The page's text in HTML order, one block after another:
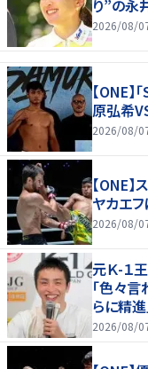
り”の永
2026/08/
【ONE
原弘希
2026/08/
【ONE
ヤカエ
2026/08/
元Ｋ-１
「色々
らに精
2026/08/